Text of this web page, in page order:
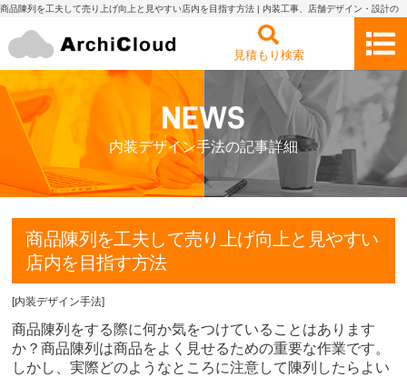
商品陳列を工夫して売り上げ向上と見やすい店内を目指す方法 | 内装工事、店舗デザイン・設計の
見積もり検索
内装デザイン手法の記事詳細
商品陳列を工夫して売り上げ向上と見やすい
店内を目指す方法
[内装デザイン手法]
商品陳列をする際に何か気をつけていることはあります
か？商品陳列は商品をよく見せるための重要な作業です。
しかし、実際どのようなところに注意して陳列したらよい